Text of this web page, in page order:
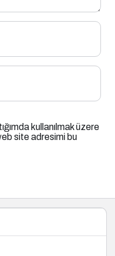
kullanılmak üzere
site adresimi bu